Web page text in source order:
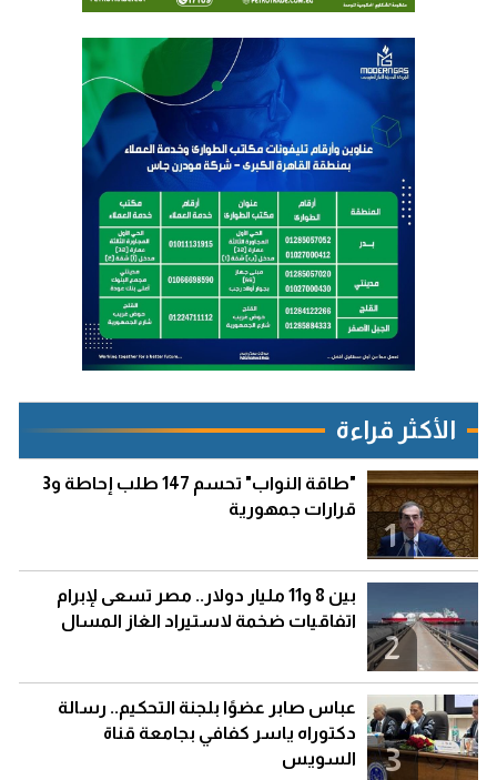
الأكثر قراءة
1
"طاقة النواب" تحسم 147 طلب إحاطة و3
قرارات جمهورية
2
بين 8 و11 مليار دولار.. مصر تسعى لإبرام
اتفاقيات ضخمة لاستيراد الغاز المسال
3
عباس صابر عضوًا بلجنة التحكيم.. رسالة
دكتوراه ياسر كفافي بجامعة قناة
السويس